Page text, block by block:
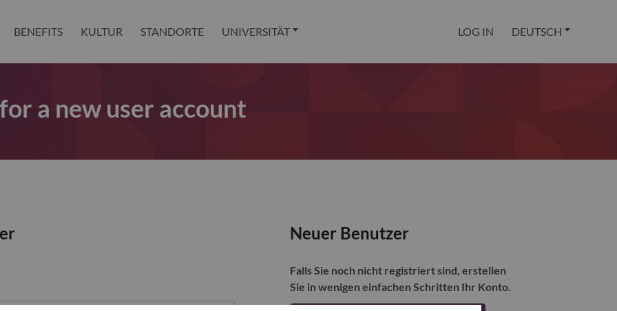
BENEFITS KULTUR STANDORTE UNIVERSITÄT LOG IN DEUTSCH
a new user account
Neuer Benutzer
Falls Sie noch nicht registriert sind, erstellen
Sie in wenigen einfachen Schritten Ihr Konto.